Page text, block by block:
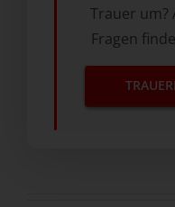
Trauer um?
Fragen